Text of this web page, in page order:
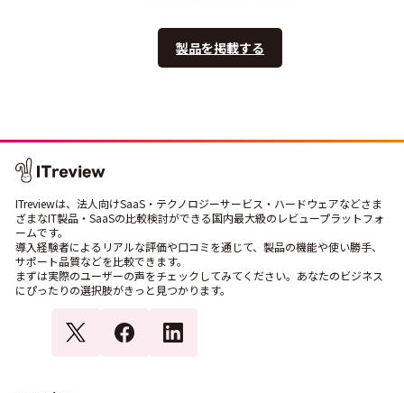
製品を掲載する
ITreviewは、法人向けSaaS・テクノロジーサービス・ハードウェアなどさま
ざまなIT製品・SaaSの比較検討ができる国内最大級のレビュープラットフォ
ームです。
導入経験者によるリアルな評価や口コミを通じて、製品の機能や使い勝手、
サポート品質などを比較できます。
まずは実際のユーザーの声をチェックしてみてください。あなたのビジネス
にぴったりの選択肢がきっと見つかります。